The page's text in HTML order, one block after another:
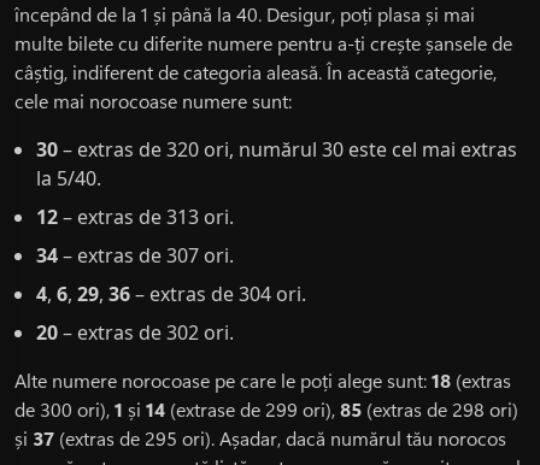
începând de la 1 și până la 40. Desigur, poți plasa și mai
multe bilete cu diferite numere pentru a-ți crește șansele de
câștig, indiferent de categoria aleasă. În această categorie,
cele mai norocoase numere sunt:
30– extras de 320 ori, numărul 30 este cel mai extras
la 5/40.
12– extras de 313 ori.
34– extras de 307 ori.
4, 6, 29, 36– extras de 304 ori.
20– extras de 302 ori.
Alte numere norocoase pe care le poți alege sunt:18 (extras
de 300 ori),1 și 14 (extrase de 299 ori),85 (extras de 298 ori)
și 37 (extras de 295 ori). Așadar, dacă numărul tău norocos